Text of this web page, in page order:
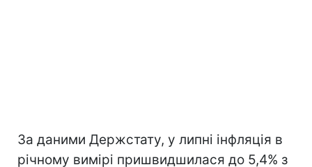
За даними Держстату, у липні інфляція в
річному вимірі пришвидшилася до 5,4% з